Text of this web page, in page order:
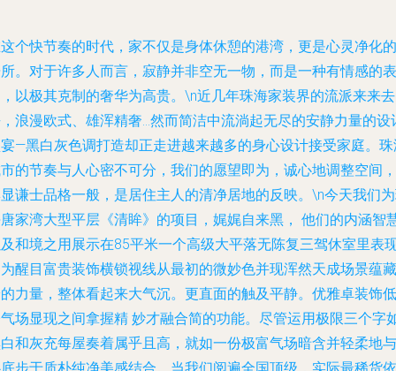
个快节奏的时代，家不仅是身体休憩的港湾，更是心灵净化的
。对于许多人而言，寂静并非空无一物，而是一种有情感的表
以极其克制的奢华为高贵。\n近几年珠海家装界的流派来来去
浪漫欧式、雄浑精奢…然而简洁中流淌起无尽的安静力量的设
—黑白灰色调打造却正走进越来越多的身心设计接受家庭。
的节奏与人心密不可分，我们的愿望即为，诚心地调整空间，
谦士品格一般，是居住主人的清净居地的反映。\n今天我们
家湾大型平层《清眸》的项目，娓娓自来黑， 他们的内涵智
和境之用展示在85平米一个高级大平落无陈复三驾休室里表
醒目富贵装饰横锁视线从最初的微妙色并现浑然天成场景蕴藏
力量，整体看起来大气沉。更直面的触及平静。优雅卓装饰低
场显现之间拿握精 妙才融合简的功能。尽管运用极限三个字
和灰充每屋奏着属乎且高，就如一份极富气场暗含并轻柔地与